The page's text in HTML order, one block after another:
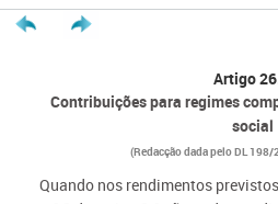
Artigo
Contribuições para regimes
social
(Redacção dada peloDL 198/
Quando nos rendimentos